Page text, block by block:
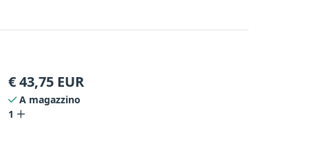
€43,75 EUR
A magazzino
1